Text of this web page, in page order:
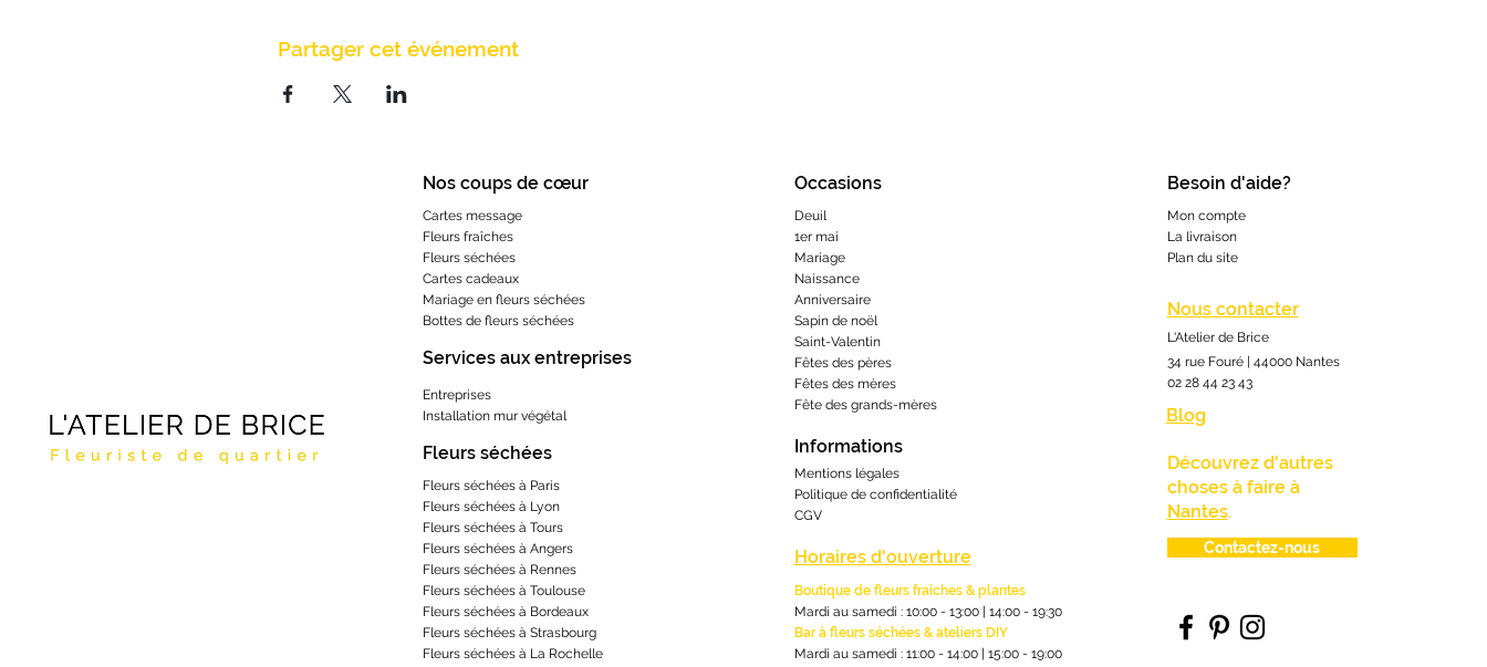
Partager cet événement
Nos coups de cœur
Cartes message
Fleurs fraîches
Fleurs séchées
Cartes cadeaux
Mariage en fleurs séchées
Bottes de fleurs séchées
Services aux entreprises
Entreprises
Installation mur végétal
Fleurs séchées
Fleurs séchées à Paris
Fleurs séchées à Lyon
Fleurs séchées à Tours
Fleurs séchées à Angers
Fleurs séchées à Rennes
Fleurs séchées à Toulouse
Fleurs séchées à Bordeaux
Fleurs séchées à Strasbourg
Fleurs séchées à La Rochelle
Occasions
Deuil
1er mai
Mariage
Naissance
Anniversaire
Sapin de noël
Saint-Valentin
Fêtes des pères
Fêtes des mères
​Fête des grands-mères
Informations
Mentions légales
Politique de confidentialité
CGV
Horaires d'ouverture
Boutique de fleurs fraîches & plantes
Mardi au samedi : 10:00 - 13:00 | 14:00- 19:30
Bar à fleurs séchées & ateliers DIY
Mardi au samedi : 11:00 - 14:00 | 15:00 - 19:00
Besoin d'aide?
Mon compte
La livraison
Plan du site
Nous contacter
L'Atelier de Brice
34 rue Fouré | 44000 Nantes
02 28 44 23 43
Blog
Découvrez d'autres
choses à faire à
Nantes.
Contactez-nous